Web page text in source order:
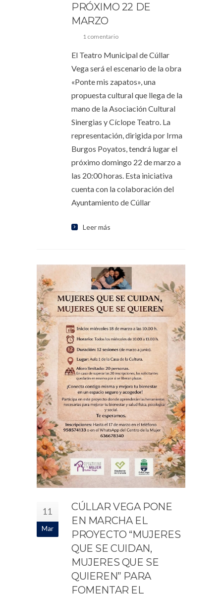
PRÓXIMO 22 DE
MARZO
1 comentario
El Teatro Municipal de Cúllar
Vega será el escenario de la obra
«Ponte mis zapatos», una
propuesta cultural que llega de la
mano de la Asociación Cultural
Sinergias y Cíclope Teatro. La
representación, dirigida por Irma
Burgos Poyatos, tendrá lugar el
próximo domingo 22 de marzo a
las 20:00 horas. Esta iniciativa
cuenta con la colaboración del
Ayuntamiento de Cúllar
Leer más
11
Mar
CÚLLAR VEGA PONE
EN MARCHA EL
PROYECTO “MUJERES
QUE SE CUIDAN,
MUJERES QUE SE
QUIEREN” PARA
FOMENTAR EL